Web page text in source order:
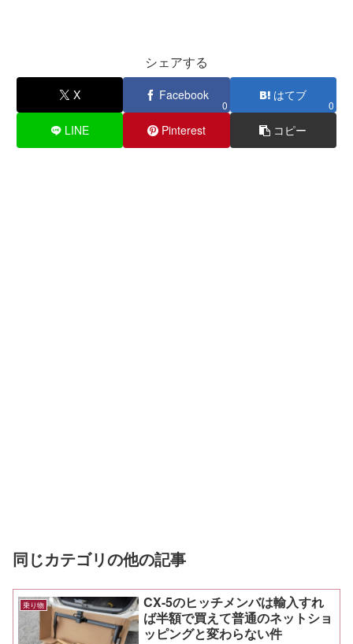
シェアする
X Facebook
0
はてブ
0
LINE Pinterest コピー
同じカテゴリの他の記事
乗り物
CX-5のヒッチメンバは輸入すれ
ば半額で買えて普通のネットショ
ッピングと変わらない件